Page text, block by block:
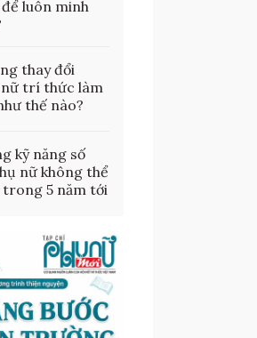
luôn minh
thay đổi
nữ trí thức làm
thế nào?
kỹ năng số
nữ không thể
5 năm tới